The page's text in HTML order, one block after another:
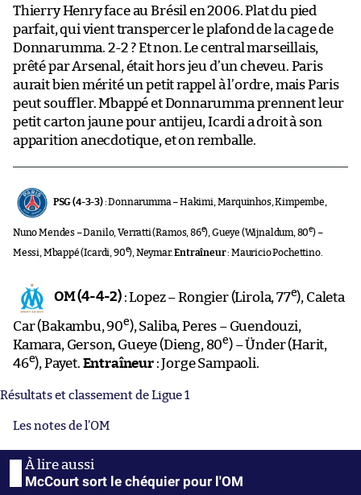
Thierry Henry face au Brésil en 2006. Plat du pied
parfait, qui vient transpercer le plafond de la cage de
Donnarumma. 2-2 ? Et non. Le central marseillais,
prêté par Arsenal, était hors jeu d’un cheveu. Paris
aurait bien mérité un petit rappel à l’ordre, mais Paris
peut souffler. Mbappé et Donnarumma prennent leur
petit carton jaune pour antijeu, Icardi a droit à son
apparition anecdotique, et on remballe.
PSG (4-3-3): Donnarumma – Hakimi, Marquinhos, Kimpembe,
Nuno Mendes – Danilo, Verratti (Ramos, 86e), Gueye (Wijnaldum, 80e) –
Messi, Mbappé (Icardi, 90e), Neymar.Entraîneur: Mauricio Pochettino.
OM (4-4-2) : Lopez – Rongier (Lirola, 77e), Caleta
Car (Bakambu, 90e), Saliba, Peres – Guendouzi,
Kamara, Gerson, Gueye (Dieng, 80e) – Ünder (Harit,
46e), Payet. Entraîneur: Jorge Sampaoli.
Résultats et classement de Ligue 1
Les notes de l’OM
McCourt sort le chéquier pour l'OM